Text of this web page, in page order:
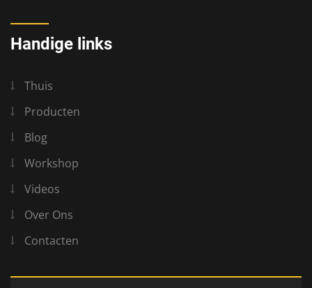
Handige links
Thuis
Producten
Blog
Workshop
Videos
Over Ons
Contacten